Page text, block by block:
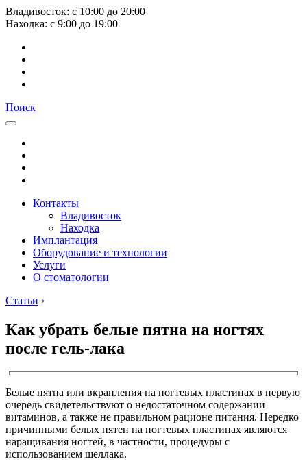
Владивосток: с 10:00 до 20:00
Находка: с 9:00 до 19:00
Поиск
Контакты
Владивосток
Находка
Имплантация
Оборудование и технологии
Услуги
О стоматологии
Статьи ›
Как убрать белые пятна на ногтях
после гель-лака
Белые пятна или вкрапления на ногтевых пластинах в первую
очередь свидетельствуют о недостаточном содержании
витаминов, а также не правильном рационе питания. Нередко
причинными белых пятен на ногтевых пластинах являются
наращивания ногтей, в частности, процедуры с
использованием шеллака.